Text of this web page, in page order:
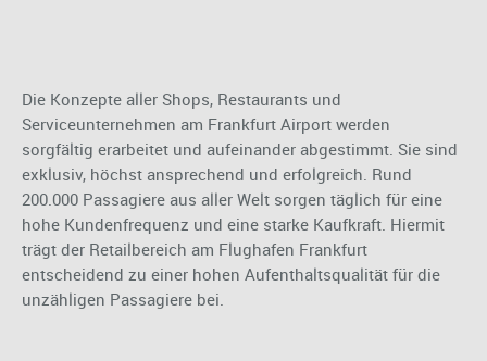
Die Konzepte aller Shops, Restaurants und
Serviceunternehmen am Frankfurt Airport werden
sorgfältig erarbeitet und aufeinander abgestimmt. Sie sind
exklusiv, höchst ansprechend und erfolgreich. Rund
200.000 Passagiere aus aller Welt sorgen täglich für eine
hohe Kundenfrequenz und eine starke Kaufkraft. Hiermit
trägt der Retailbereich am Flughafen Frankfurt
entscheidend zu einer hohen Aufenthaltsqualität für die
unzähligen Passagiere bei.